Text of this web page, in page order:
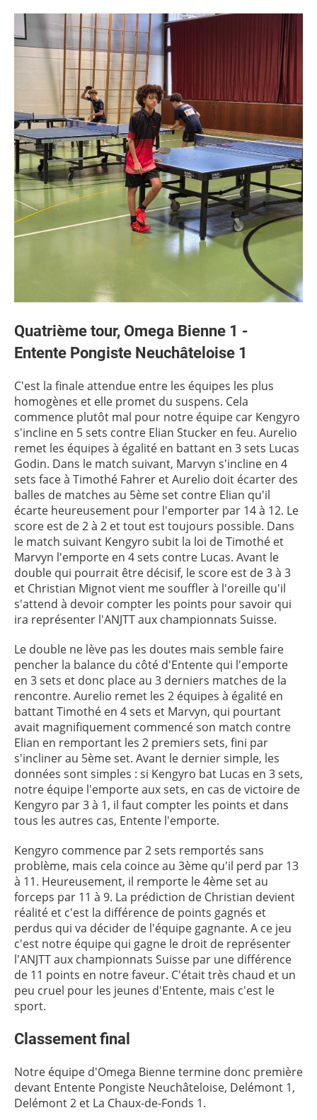
Quatrième tour, Omega Bienne 1 -
Entente Pongiste Neuchâteloise 1
C'est la finale attendue entre les équipes les plus
homogènes et elle promet du suspens. Cela
commence plutôt mal pour notre équipe car Kengyro
s'incline en 5 sets contre Elian Stucker en feu. Aurelio
remet les équipes à égalité en battant en 3 sets Lucas
Godin. Dans le match suivant, Marvyn s'incline en 4
sets face à Timothé Fahrer et Aurelio doit écarter des
balles de matches au 5ème set contre Elian qu'il
écarte heureusement pour l'emporter par 14 à 12. Le
score est de 2 à 2 et tout est toujours possible. Dans
le match suivant Kengyro subit la loi de Timothé et
Marvyn l'emporte en 4 sets contre Lucas. Avant le
double qui pourrait être décisif, le score est de 3 à 3
et Christian Mignot vient me souffler à l'oreille qu'il
s'attend à devoir compter les points pour savoir qui
ira représenter l'ANJTT aux championnats Suisse.
Le double ne lève pas les doutes mais semble faire
pencher la balance du côté d'Entente qui l'emporte
en 3 sets et donc place au 3 derniers matches de la
rencontre. Aurelio remet les 2 équipes à égalité en
battant Timothé en 4 sets et Marvyn, qui pourtant
avait magnifiquement commencé son match contre
Elian en remportant les 2 premiers sets, fini par
s'incliner au 5ème set. Avant le dernier simple, les
données sont simples : si Kengyro bat Lucas en 3 sets,
notre équipe l'emporte aux sets, en cas de victoire de
Kengyro par 3 à 1, il faut compter les points et dans
tous les autres cas, Entente l'emporte.
Kengyro commence par 2 sets remportés sans
problème, mais cela coince au 3ème qu'il perd par 13
à 11. Heureusement, il remporte le 4ème set au
forceps par 11 à 9. La prédiction de Christian devient
réalité et c'est la différence de points gagnés et
perdus qui va décider de l'équipe gagnante. A ce jeu
c'est notre équipe qui gagne le droit de représenter
l'ANJTT aux championnats Suisse par une différence
de 11 points en notre faveur. C'était très chaud et un
peu cruel pour les jeunes d'Entente, mais c'est le
sport.
Classement final
Notre équipe d'Omega Bienne termine donc première
devant Entente Pongiste Neuchâteloise, Delémont 1,
Delémont 2 et La Chaux-de-Fonds 1.